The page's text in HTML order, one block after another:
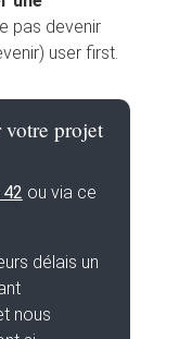
pas devenir
user first.
votre projet
ou via ce
délais un
nous